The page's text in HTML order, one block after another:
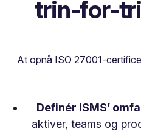
Definér ISMS’
aktiver, teams og
trin-for-
At opnå ISO 27001-